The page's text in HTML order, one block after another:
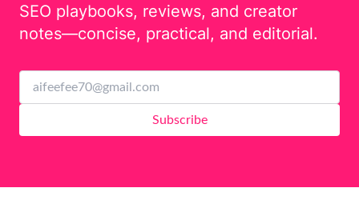
SEO playbooks, reviews, and creator
notes—concise, practical, and editorial.
Subscribe